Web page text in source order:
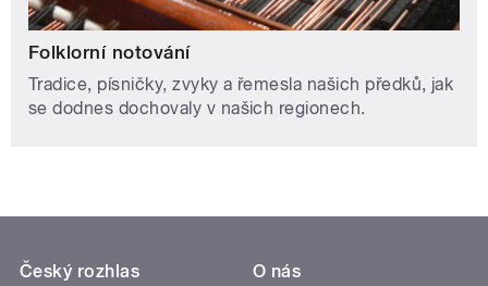
Folklorní notování
Tradice, písničky, zvyky a řemesla našich předků, jak
se dodnes dochovaly v našich regionech.
Český rozhlas
O nás